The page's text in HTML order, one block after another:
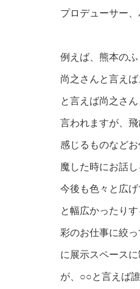
プロデューサー
例えば、熊本のふ
尚之さんと言え
と言えば尚之さ
言われますが、
感じるものなど
魔した時にお話
今後も色々と広げ
と幅広かったり
彩のお仕事に絞っ
に展示スペースに
が、○○と言えば